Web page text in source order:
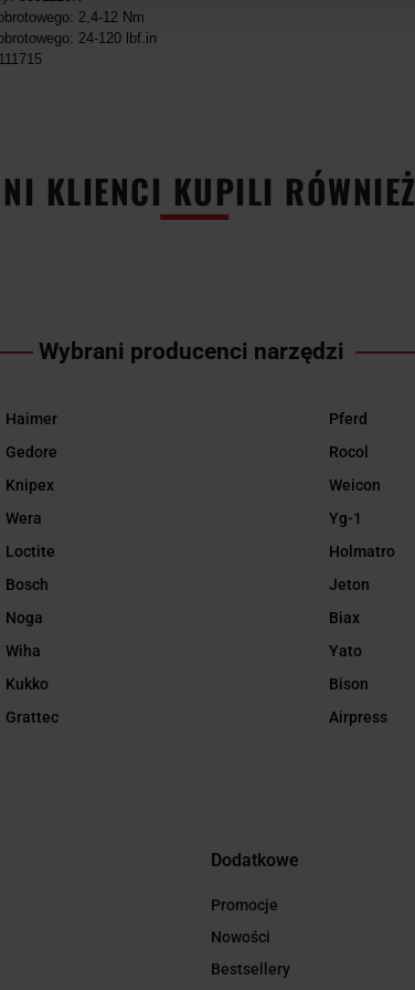
2,4-12 Nm
24-120 lbf.in
KLIENCI KUPILI RÓWNIEŻ
Wybrani producenci narzędzi
Haimer
Gedore
Knipex
Wera
Loctite
Bosch
Noga
Wiha
Kukko
Grattec
Pferd
Rocol
Weicon
Yg-1
Holmatro
Jeton
Biax
Yato
Bison
Airpress
Dodatkowe
Promocje
Nowości
Bestsellery